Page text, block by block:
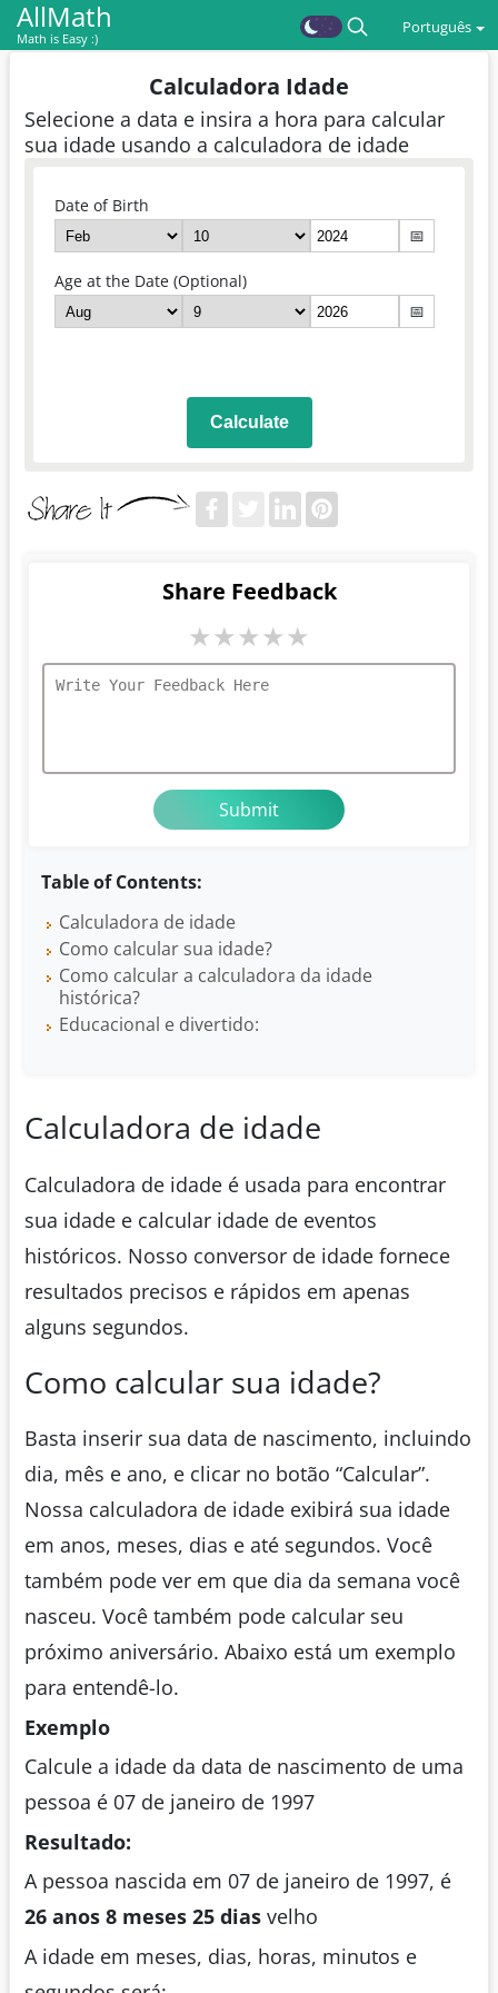
AllMath
Math is Easy :)
Português
Calculadora Idade
Selecione a data e insira a hora para calcular
sua idade usando a calculadora de idade
Date of Birth
📅
Age at the Date (Optional)
📅
Calculate
Table of Contents:
Calculadora de idade
Como calcular sua idade?
Como calcular a calculadora da idade
histórica?
Educacional e divertido:
Share Feedback
★★★★★
Calculadora de idade
Calculadora de idade é usada para encontrar
sua idade e calcular idade de eventos
históricos. Nosso conversor de idade fornece
resultados precisos e rápidos em apenas
alguns segundos.
Como calcular sua idade?
Basta inserir sua data de nascimento, incluindo
dia, mês e ano, e clicar no botão “Calcular”.
Nossa calculadora de idade exibirá sua idade
em anos, meses, dias e até segundos. Você
também pode ver em que dia da semana você
nasceu. Você também pode calcular seu
próximo aniversário. Abaixo está um exemplo
para entendê-lo.
Exemplo
Calcule a idade da data de nascimento de uma
pessoa é 07 de janeiro de 1997
Resultado:
A pessoa nascida em 07 de janeiro de 1997, é
26 anos 8 meses 25 dias velho
A idade em meses, dias, horas, minutos e